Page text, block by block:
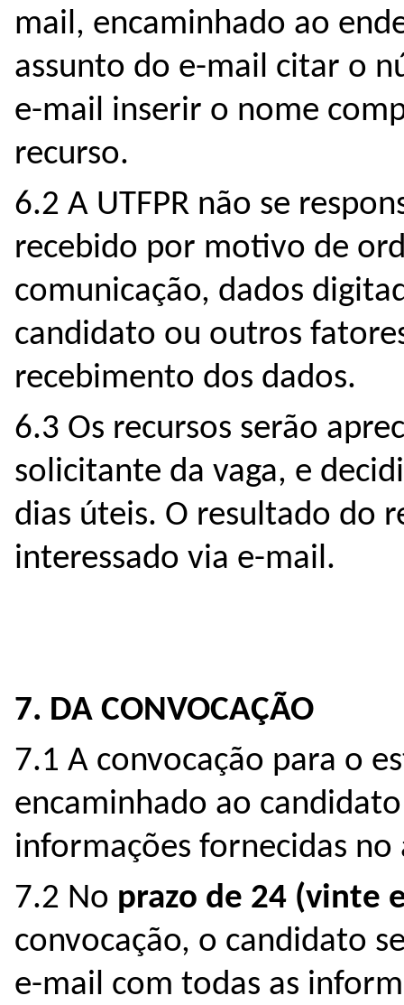
mail, encaminhado ao
assunto do e-mail citar o
e-mail inserir o nome
recurso.
6.2 A UTFPR não se
recebido por motivo de
comunicação, dados
candidato ou outros
recebimento dos dados.
6.3 Os recursos serão
solicitante da vaga, e
dias úteis. O resultado do
interessado via e-mail.
7. DA CONVOCAÇÃO
7.1 A convocação para o
encaminhado ao
informações fornecidas
7.2 No prazo de 24 (vinte
convocação, o candidato
e-mail com todas as